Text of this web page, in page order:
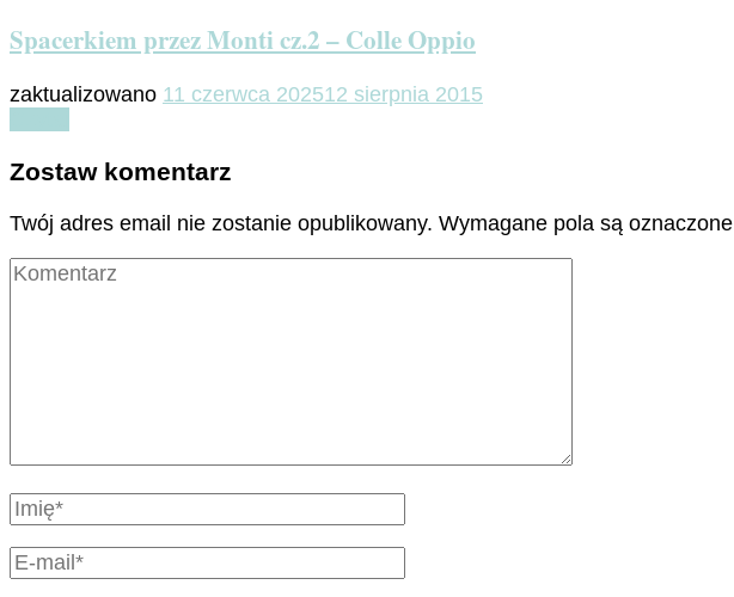
Spacerkiem przez Monti cz.2 – Colle Oppio
zaktualizowano 11 czerwca 202512 sierpnia 2015
Zostaw komentarz
Twój adres email nie zostanie opublikowany. Wymagane pola są oznaczone